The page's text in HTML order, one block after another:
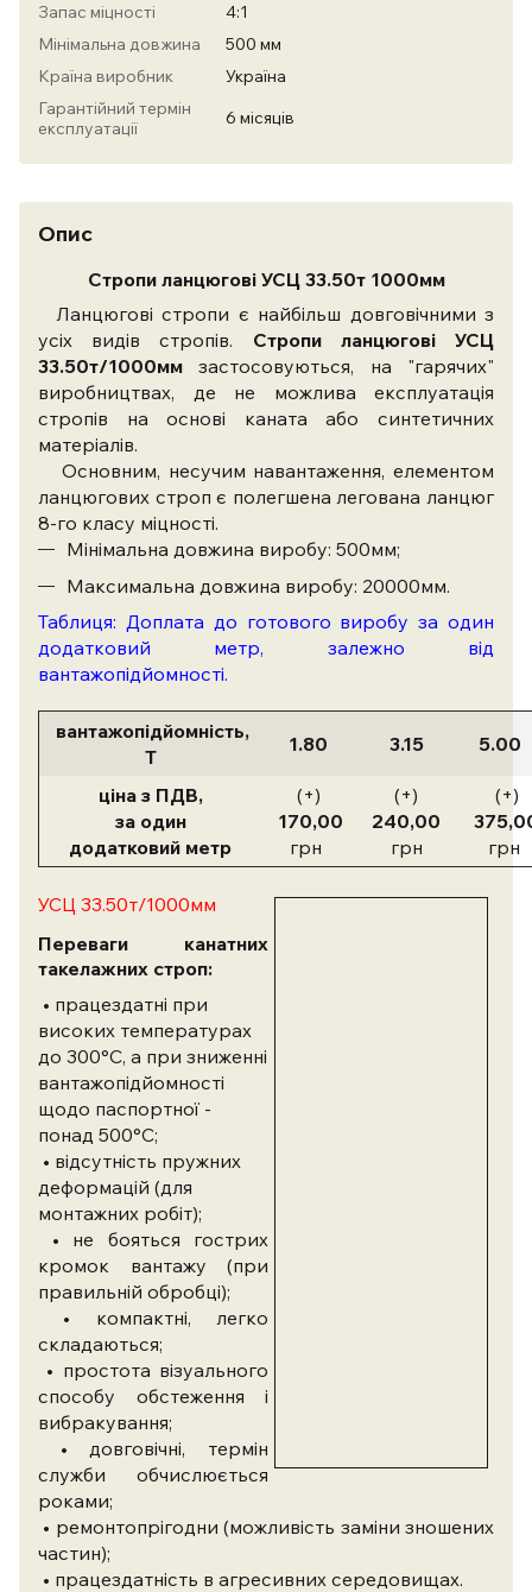
Запас міцності
4:1
Мінімальна довжина
500 мм
Країна виробник
Україна
Гарантійний термін
експлуатації
6 місяців
Опис
Стропи ланцюгові УСЦ 33.50т 1000мм
Ланцюгові стропи є найбільш довговічними з
усіх видів стропів. Стропи ланцюгові УСЦ
33.50т/1000мм застосовуються, на "гарячих"
виробництвах, де не можлива експлуатація
стропів на основі каната або синтетичних
матеріалів.
Основним, несучим навантаження, елементом
ланцюгових строп є полегшена легована ланцюг
8-го класу міцності.
Мінімальна довжина виробу: 500мм;
Максимальна довжина виробу: 20000мм.
Таблиця: Доплата до готового виробу за один
додатковий метр, залежно від
вантажопідйомності.
вантажопідйомність,
Т
1.80 3.15 5.00
ціна з ПДВ,
за один
додатковий метр
(+)
170,00
грн
(+)
240,00
грн
(+)
грн
УСЦ 33.50т/1000мм
Переваги канатних
такелажних строп:
• працездатні при
високих температурах
до 300°С, а при зниженні
вантажопідйомності
щодо паспортної -
понад 500°С;
• відсутність пружних
деформацій (для
монтажних робіт);
• не бояться гострих
кромок вантажу (при
правильній обробці);
• компактні, легко
складаються;
• простота візуального
способу обстеження і
вибракування;
• довговічні, термін
служби обчислюється
роками;
• ремонтопрігодни (можливість заміни зношених
частин);
• працездатність в агресивних середовищах.